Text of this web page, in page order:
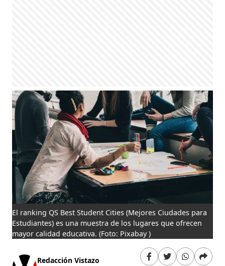
El ranking QS Best Student Cities (Mejores Ciudades para
Estudiantes) es una muestra de los lugares que ofrecen
mayor calidad educativa.(Foto: Pixabay )
Redacción Vistazo